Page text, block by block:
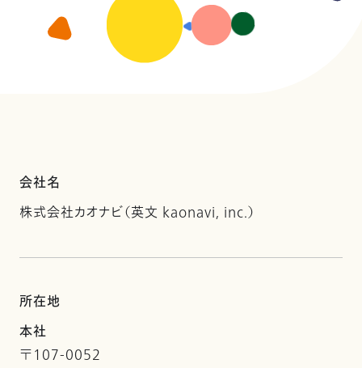
会社名
株式会社カオナビ（英文 kaonavi, inc.）
所在地
本社
〒107-0052